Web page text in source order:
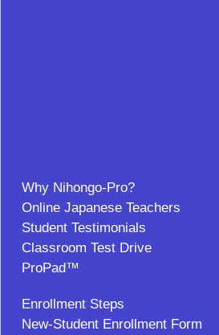
Why Nihongo-Pro?
Online Japanese Teachers
Student Testimonials
Classroom Test Drive
ProPad™
Enrollment Steps
New-Student Enrollment Form